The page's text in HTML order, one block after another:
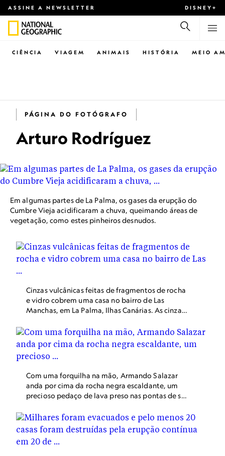
ASSINE A NEWSLETTER DISNEY+
CIÊNCIA VIAGEM ANIMAIS HISTÓRIA MEIO
PÁGINA DO FOTÓGRAFO
Arturo Rodríguez
Em algumas partes de La Palma, os gases da erupção do
Cumbre Vieja acidificaram a chuva, queimando áreas de
vegetação, como estes pinheiros desnudos.
Cinzas vulcânicas feitas de fragmentos de rocha
e vidro cobrem uma casa no bairro de Las
Manchas, em La Palma, Ilhas Canárias. As cinzas
os telhados ruírem, forçando muitos residentes
da ilha a sustentar suas casas com pilares extras
de madeira.
Com uma forquilha na mão, Armando Salazar
anda por cima da rocha negra escaldante, um
precioso pedaço de lava preso nas pontas de sua
cena possa ser, é mais um dia de trabalho para
Salazar, um sargento espanhol que ajuda na
resposta de emergência à erupção vulcânica de
La Palma, nas Ilhas Canárias. Graças a Salazar e